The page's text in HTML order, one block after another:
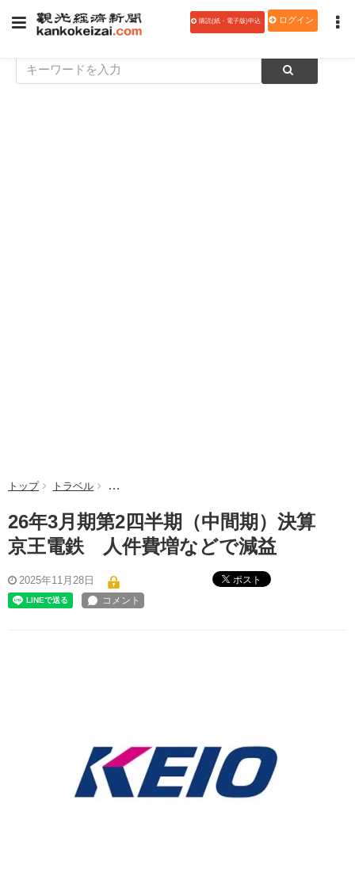
購読(紙・電子版)申込 ログイン
トップ トラベル 26年3月期第2四半期（中間期）決算 京王電鉄 人
26年3月期第2四半期（中間期）決算
京王電鉄 人件費増などで減益
2025年11月28日 ポスト